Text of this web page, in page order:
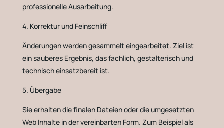
professionelle Ausarbeitung.
4. Korrektur und Feinschliff
Änderungen werden gesammelt eingearbeitet. Ziel ist
ein sauberes Ergebnis, das fachlich, gestalterisch und
technisch einsatzbereit ist.
5. Übergabe
Sie erhalten die finalen Dateien oder die umgesetzten
Web Inhalte in der vereinbarten Form. Zum Beispiel als